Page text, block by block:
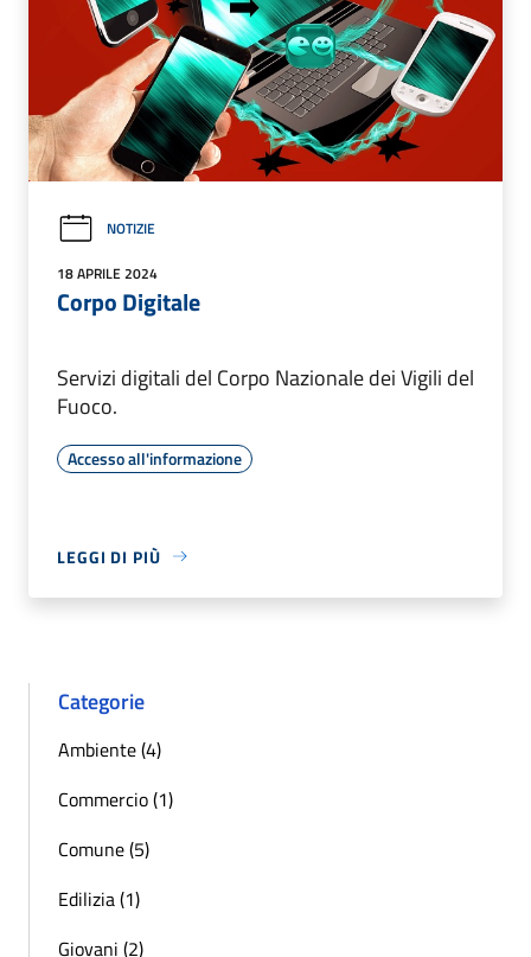
NOTIZIE
18 APRILE 2024
Corpo Digitale
Servizi digitali del Corpo Nazionale dei Vigili del
Fuoco.
Accesso all'informazione
LEGGI DI PIÙ
Categorie
Ambiente (4)
Commercio (1)
Comune (5)
Edilizia (1)
Giovani (2)